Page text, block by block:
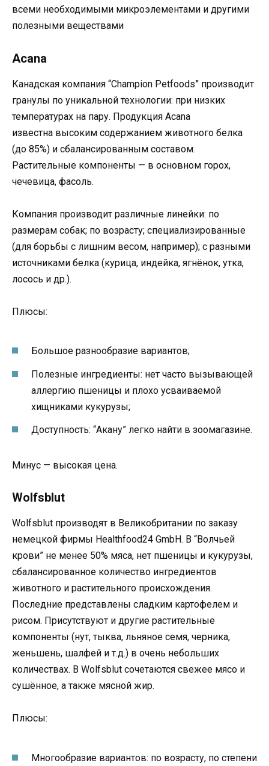
всеми необходимыми микроэлементами и другими
полезными веществами
Acana
Канадская компания “Champion Petfoods” производит
гранулы по уникальной технологии: при низких
температурах на пару. Продукция Acana
известна высоким содержанием животного белка
(до 85%) и сбалансированным составом.
Растительные компоненты — в основном горох,
чечевица, фасоль.
Компания производит различные линейки: по
размерам собак; по возрасту; специализированные
(для борьбы с лишним весом, например); с разными
источниками белка (курица, индейка, ягнёнок, утка,
лосось и др.).
Плюсы:
Большое разнообразие вариантов;
Полезные ингредиенты: нет часто вызывающей
аллергию пшеницы и плохо усваиваемой
хищниками кукурузы;
Доступность: “Акану” легко найти в зоомагазине.
Минус — высокая цена.
Wolfsblut
Wolfsblut производят в Великобритании по заказу
немецкой фирмы Healthfood24 GmbH. В “Волчьей
крови” не менее 50% мяса, нет пшеницы и кукурузы,
сбалансированное количество ингредиентов
животного и растительного происхождения.
Последние представлены сладким картофелем и
рисом. Присутствуют и другие растительные
компоненты (нут, тыква, льняное семя, черника,
женьшень, шалфей и т.д.) в очень небольших
количествах. В Wolfsblut сочетаются свежее мясо и
сушённое, а также мясной жир.
Плюсы:
Многообразие вариантов: по возрасту, по степени